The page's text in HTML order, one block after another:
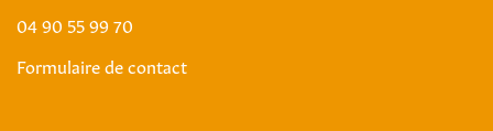
04 90 55 99 70
Formulaire de contact